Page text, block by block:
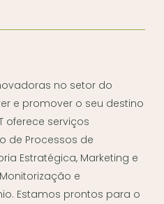
no setor do
e promover o seu destino
oferece serviços
de Processos de
Estratégica, Marketing e
e
Estamos prontos para o